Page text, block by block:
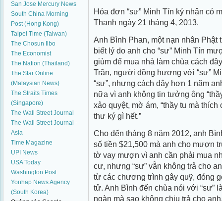
San Jose Mercury News
South China Morning
Post (Hong Kong)
Taipei Time (Taiwan)
The Chosun Ilbo
The Economist
The Nation (Thailand)
The Star Online
(Malaysian News)
The Straits Times
(Singapore)
The Wall Street Journal
The Wall Street Journal -
Asia
Time Magazine
UPI News
USA Today
Washington Post
Yonhap News Agency
(South Korea)
Hóa đơn “sư” Minh Tín ký nhận có
Thanh ngày 21 tháng 4, 2013.
Anh Bình Phan, một nạn nhân
biết lý do anh cho “sư” Minh Tín
giùm để mua nhà làm chùa cách
Trần, người đồng hương với “sư”
“sư”, nhưng cách đây hơn 1 năm
nữa vì anh không tin tưởng ông
xảo quyệt, mờ ám, “thầy tu mà
thư ký gì hết.”
Cho đến tháng 8 năm 2012, anh
số tiền $21,500 mà anh cho mượn
tờ vay mượn vì anh cần phải mua
cư, nhưng “sư” vẫn không trả cho
từ các chương trình gây quỹ, đóng
tử. Anh Bình đến chùa nói với “sư”
ngàn mà sao không chịu trả cho